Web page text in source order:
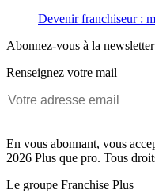
Devenir franchiseur :
Abonnez-vous à la newsletter
Renseignez votre mail
En vous abonnant, vous
2026 Plus que pro. Tous
Le groupe Franchise Plus